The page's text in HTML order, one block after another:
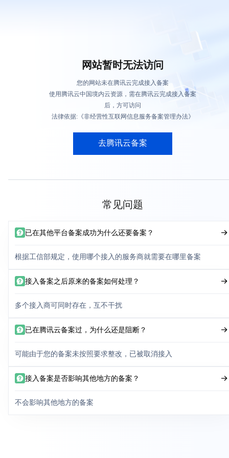
网站暂时无法访问
您的网站未在腾讯云完成接入备案
使用腾讯云中国境内云资源，需在腾讯云完成接入备案
后，方可访问
法律依据:《非经营性互联网信息服务备案管理办法》
去腾讯云备案
常见问题
已在其他平台备案成功为什么还要备案？
根据工信部规定，使用哪个接入的服务商就需要在哪里备案
接入备案之后原来的备案如何处理？
多个接入商可同时存在，互不干扰
已在腾讯云备案过，为什么还是阻断？
可能由于您的备案未按照要求整改，已被取消接入
接入备案是否影响其他地方的备案？
不会影响其他地方的备案